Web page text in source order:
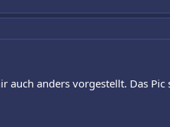
auch anders vorgestellt. Das